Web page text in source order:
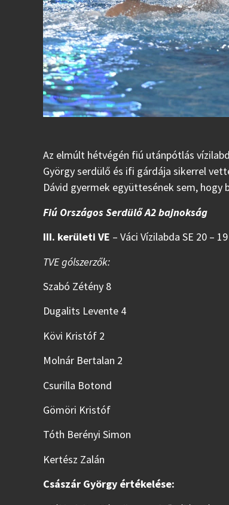
Az elmúlt hétvégén fiú utánpótlás
György serdülő és ifi gárdája sikerrel
Dávid gyermek együttesének sem, hogy
Fiú Országos Serdülő A2 bajnokság
III. kerületi VE – Váci Vízilabda SE 20 –
TVE gólszerzők:
Szabó Zétény 8
Dugalits Levente 4
Kövi Kristóf 2
Molnár Bertalan 2
Csurilla Botond
Gömöri Kristóf
Tóth Berényi Simon
Kertész Zalán
Császár György értékelése: